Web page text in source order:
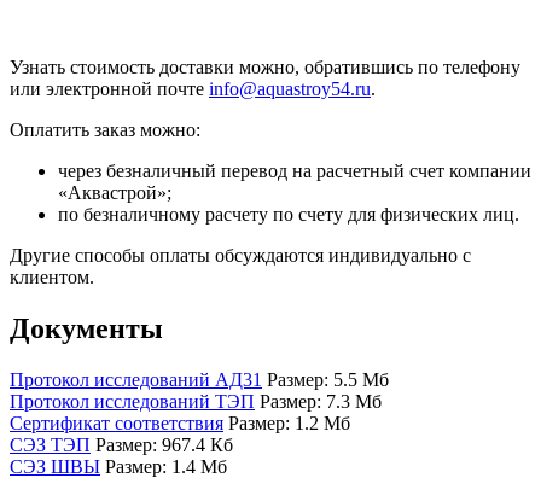
Узнать стоимость доставки можно, обратившись по телефону
или электронной почте info@aquastroy54.ru.
Оплатить заказ можно:
через безналичный перевод на расчетный счет компании
«Аквастрой»;
по безналичному расчету по счету для физических лиц.
Другие способы оплаты обсуждаются индивидуально с
клиентом.
Документы
Протокол исследований АД31 Размер: 5.5 Мб
Протокол исследований ТЭП Размер: 7.3 Мб
Сертификат соответствия Размер: 1.2 Мб
СЭЗ ТЭП Размер: 967.4 Кб
СЭЗ ШВЫ Размер: 1.4 Мб